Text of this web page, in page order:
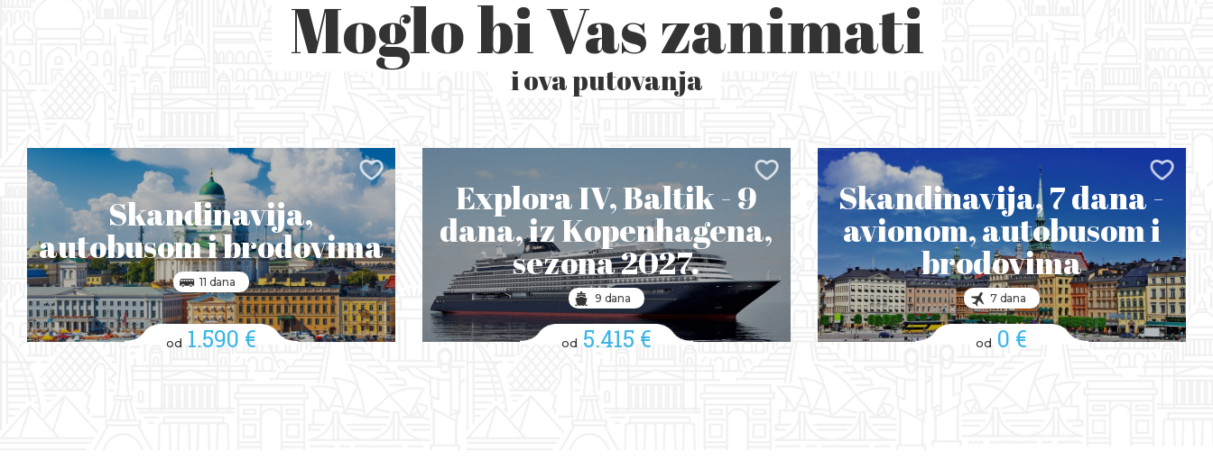
Moglo bi Vas zanimati
i ova putovanja
Skandinavija,
autobusom i brodovima
11 dana
od 1.590 €
Explora IV, Baltik - 9
dana, iz Kopenhagena,
sezona 2027.
9 dana
od 5.415 €
Skandinavija, 7 dana -
avionom, autobusom i
brodovima
7 dana
od 0 €